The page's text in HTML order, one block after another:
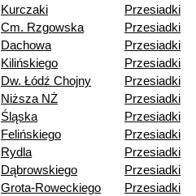
Kurczaki
Przesiadki
Cm. Rzgowska
Przesiadki
Dachowa
Przesiadki
Kilińskiego
Przesiadki
Dw. Łódź Chojny
Przesiadki
Niższa NŻ
Przesiadki
Śląska
Przesiadki
Felińskiego
Przesiadki
Rydla
Przesiadki
Dąbrowskiego
Przesiadki
Grota-Roweckiego
Przesiadki